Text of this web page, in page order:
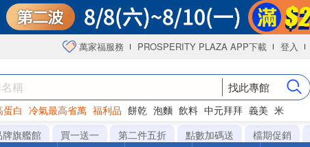
萬家福服務 PROSPERITY PLAZA APP下載 登入
找此專館
蛋白 冷氣最高省萬 福利品 餅乾 泡麵 飲料 中元拜拜 義美 米
牌旗艦館 買一送一 第二件五折 點數加碼送 檔期促銷